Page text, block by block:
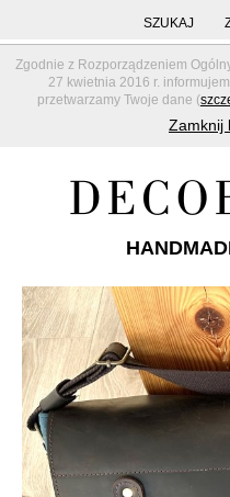
Zgodnie z Rozporządzeniem
27 kwietnia 2016 r.
przetwarzamy Twoje dane (
Zamknij
SZUKAJ